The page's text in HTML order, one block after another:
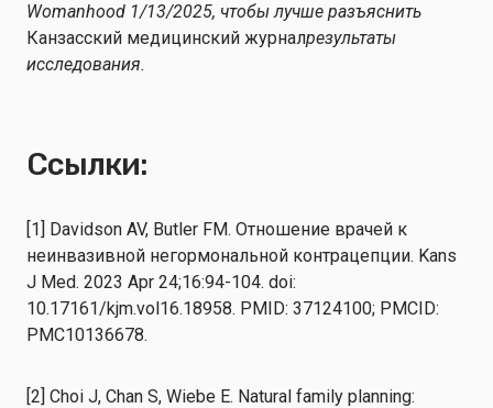
Womanhood 1/13/2025, чтобы лучше разъяснить
Канзасский медицинский журналрезультаты
исследования.
Ссылки:
[1] Davidson AV, Butler FM. Отношение врачей к
неинвазивной негормональной контрацепции. Kans
J Med. 2023 Apr 24;16:94-104. doi:
10.17161/kjm.vol16.18958. PMID: 37124100; PMCID:
PMC10136678.
[2] Choi J, Chan S, Wiebe E. Natural family planning: